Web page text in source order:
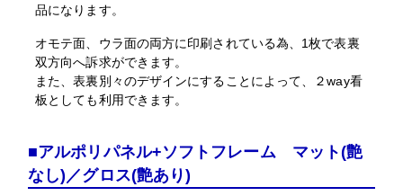
品になります。
オモテ面、ウラ面の両方に印刷されている為、1枚で表裏
双方向へ訴求ができます。
また、表裏別々のデザインにすることによって、２way看
板としても利用できます。
■アルポリパネル+ソフトフレーム マット(艶
なし)／グロス(艶あり)